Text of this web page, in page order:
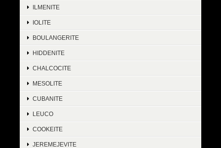
ILMENITE
IOLITE
BOULANGERITE
HIDDENITE
CHALCOCITE
MESOLITE
CUBANITE
LEUCO
COOKEITE
JEREMEJEVITE